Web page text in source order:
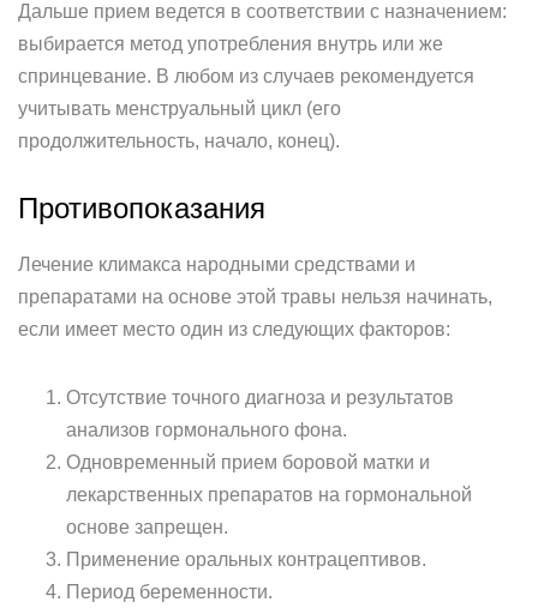
Дальше прием ведется в соответствии с назначением:
выбирается метод употребления внутрь или же
спринцевание. В любом из случаев рекомендуется
учитывать менструальный цикл (его
продолжительность, начало, конец).
Противопоказания
Лечение климакса народными средствами и
препаратами на основе этой травы нельзя начинать,
если имеет место один из следующих факторов:
Отсутствие точного диагноза и результатов
анализов гормонального фона.
Одновременный прием боровой матки и
лекарственных препаратов на гормональной
основе запрещен.
Применение оральных контрацептивов.
Период беременности.